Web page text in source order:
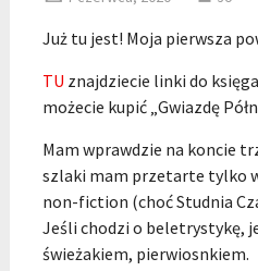
Już tu jest! Moja pierwsza
TU znajdziecie linki do
możecie kupić „Gwiazdę
Mam wprawdzie na koncie
szlaki mam przetarte tylko
non-fiction (choć Studnia
Jeśli chodzi o beletrystykę,
świeżakiem, pierwiosnkiem.